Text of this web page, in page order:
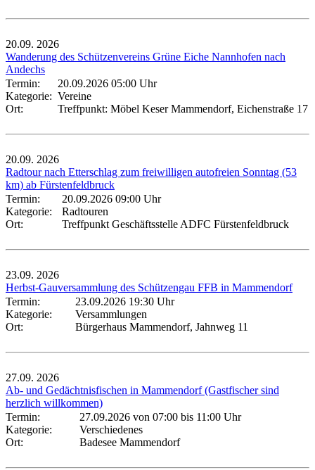
20.09. 2026
Wanderung des Schützenvereins Grüne Eiche Nannhofen nach
Andechs
Termin:
20.09.2026 05:00 Uhr
Kategorie: Vereine
Ort:
Treffpunkt: Möbel Keser Mammendorf, Eichenstraße 17
20.09. 2026
Radtour nach Etterschlag zum freiwilligen autofreien Sonntag (53
km) ab Fürstenfeldbruck
Termin:
20.09.2026 09:00 Uhr
Kategorie:
Radtouren
Ort:
Treffpunkt Geschäftsstelle ADFC Fürstenfeldbruck
23.09. 2026
Herbst-Gauversammlung des Schützengau FFB in Mammendorf
Termin:
23.09.2026 19:30 Uhr
Kategorie:
Versammlungen
Ort:
Bürgerhaus Mammendorf, Jahnweg 11
27.09. 2026
Ab- und Gedächtnisfischen in Mammendorf (Gastfischer sind
herzlich willkommen)
Termin:
27.09.2026 von 07:00 bis 11:00 Uhr
Kategorie:
Verschiedenes
Ort:
Badesee Mammendorf